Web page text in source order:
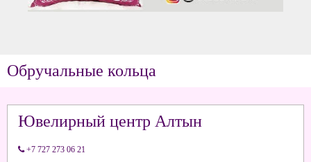
Обручальные кольца
Ювелирный центр Алтын
+7 727 273 06 21